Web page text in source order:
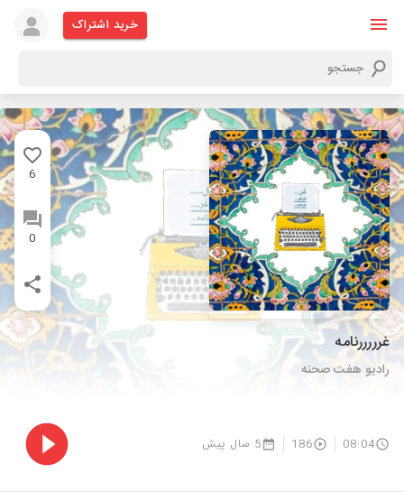
خرید اشتراک
6
0
غرررررنامه
رادیو هفت صحنه
08:04
186 5 سال پیش